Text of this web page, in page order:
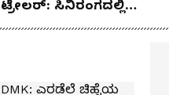
ಟ್ರೇಲರ್: ಸಿನಿರಂಗದಲ್ಲಿ
ಏನಾಗುತ್ತಿದೆ?